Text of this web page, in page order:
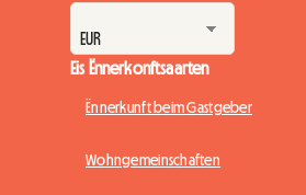
Eis Ënnerkonftsaarten
Ënnerkunft beim Gastgeber
Wohngemeinschaften